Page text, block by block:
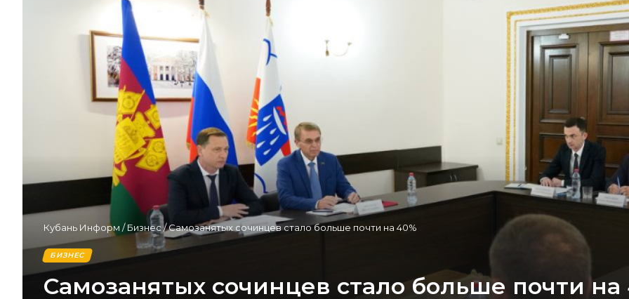
Кубань Информ /Бизнес/Самозанятых сочинцев стало больше почти на 40%
БИЗНЕС
Самозанятых сочинцев стало больше почти на